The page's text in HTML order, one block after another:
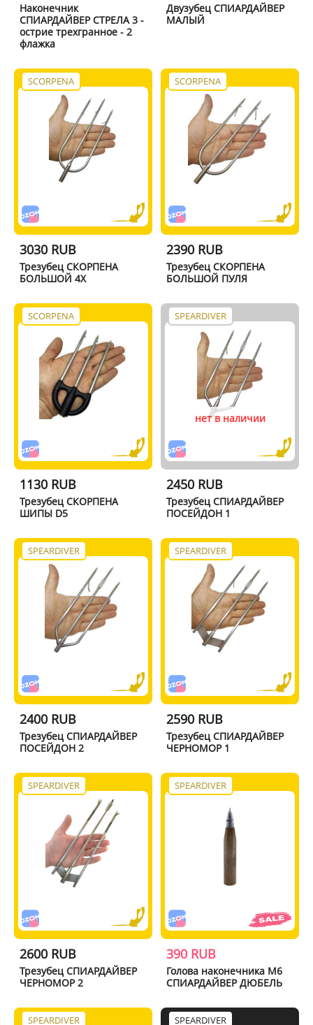
Наконечник
СПИАРДАЙВЕР СТРЕЛА 3 -
острие трехгранное - 2
флажка
Двузубец СПИАРДАЙВЕР
МАЛЫЙ
SCORPENA
3030 RUB
Трезубец СКОРПЕНА
БОЛЬШОЙ 4X
SCORPENA
2390 RUB
Трезубец СКОРПЕНА
БОЛЬШОЙ ПУЛЯ
SCORPENA
1130 RUB
Трезубец СКОРПЕНА
ШИПЫ D5
SPEARDIVER
нет в наличии
2450 RUB
Трезубец СПИАРДАЙВЕР
ПОСЕЙДОН 1
SPEARDIVER
2400 RUB
Трезубец СПИАРДАЙВЕР
ПОСЕЙДОН 2
SPEARDIVER
2590 RUB
Трезубец СПИАРДАЙВЕР
ЧЕРНОМОР 1
SPEARDIVER
2600 RUB
Трезубец СПИАРДАЙВЕР
ЧЕРНОМОР 2
SPEARDIVER
390 RUB
Голова наконечника М6
СПИАРДАЙВЕР ДЮБЕЛЬ
SPEARDIVER SPEARDIVER